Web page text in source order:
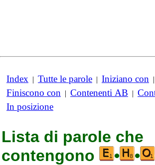
Index | Tutte le parole | Iniziano con |
Finiscono con | Contenenti AB |
In posizione
Lista di parole che
contengono
• •